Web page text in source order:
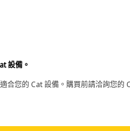
設備。
合您的 Cat 設備。購買前請洽詢您